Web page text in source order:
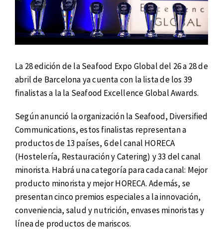
La 28 edición de la Seafood Expo Global del 26 a 28 de
abril de Barcelona ya cuenta con la lista de los 39
finalistas a la la Seafood Excellence Global Awards.
Según anunció la organización la Seafood, Diversified
Communications, estos finalistas representan a
productos de 13 países, 6 del canal HORECA
(Hostelería, Restauración y Catering) y 33 del canal
minorista. Habrá una categoría para cada canal: Mejor
producto minorista y mejor HORECA. Además, se
presentan cinco premios especiales a la innovación,
conveniencia, salud y nutrición, envases minoristas y
línea de productos de mariscos.